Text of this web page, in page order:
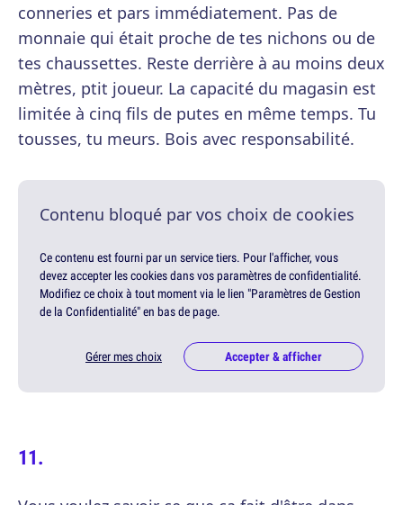
conneries et pars immédiatement. Pas de
monnaie qui était proche de tes nichons ou de
tes chaussettes. Reste derrière à au moins deux
mètres, ptit joueur. La capacité du magasin est
limitée à cinq fils de putes en même temps. Tu
tousses, tu meurs. Bois avec responsabilité.
Contenu bloqué par vos choix de cookies
Ce contenu est fourni par un service tiers. Pour l'afficher, vous
devez accepter les cookies dans vos paramètres de confidentialité.
Modifiez ce choix à tout moment via le lien "Paramètres de Gestion
de la Confidentialité" en bas de page.
Gérer mes choix Accepter & afficher